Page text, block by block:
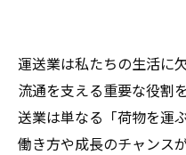
運送業は私たちの生活に
流通を支える重要な役割
送業は単なる「荷物を運
働き方や成長のチャンス